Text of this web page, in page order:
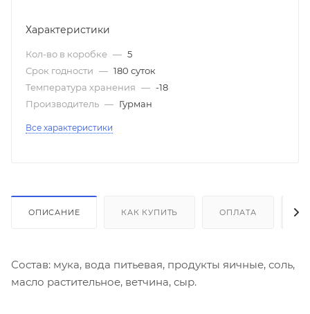
Характеристики
Кол-во в коробке — 5
Срок годности — 180 суток
Температура хранения — -18
Производитель — Гурман
Все характеристики
ОПИСАНИЕ КАК КУПИТЬ ОПЛАТА
Состав: мука, вода питьевая, продукты яичные, соль,
масло растительное, ветчина, сыр.